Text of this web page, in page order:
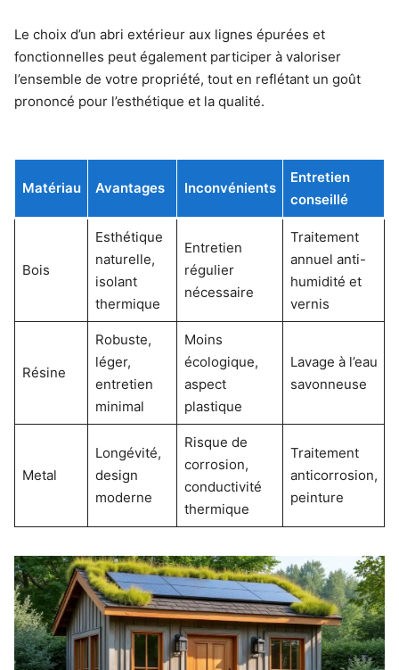
Le choix d’un abri extérieur aux lignes épurées et
fonctionnelles peut également participer à valoriser
l’ensemble de votre propriété, tout en reflétant un goût
prononcé pour l’esthétique et la qualité.
Matériau Avantages Inconvénients
Entretien
conseillé
Bois
Esthétique
naturelle,
isolant
thermique
Entretien
régulier
nécessaire
Traitement
annuel anti-
humidité et
vernis
Résine
Robuste,
léger,
entretien
minimal
Moins
écologique,
aspect
plastique
Lavage à l’eau
savonneuse
Metal
Longévité,
design
moderne
Risque de
corrosion,
conductivité
thermique
Traitement
anticorrosion,
peinture